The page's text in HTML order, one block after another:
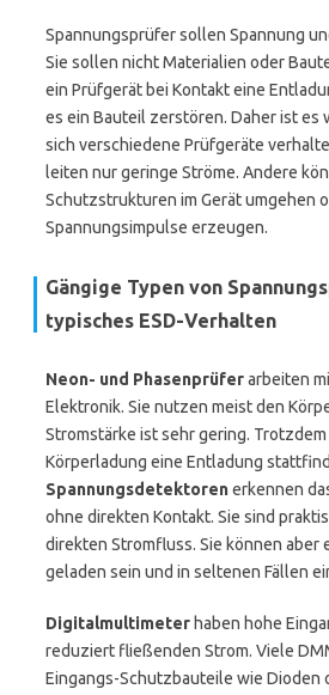
Spannungsprüfer sollen Spannung
Sie sollen nicht Materialien oder
ein Prüfgerät bei Kontakt eine
es ein Bauteil zerstören. Daher ist es
sich verschiedene Prüfgeräte
leiten nur geringe Ströme. Andere
Schutzstrukturen im Gerät umgehen
Spannungsimpulse erzeugen.
Gängige Typen von
typisches ESD-Verhalten
Neon- und Phasenprüferarbeiten
Elektronik. Sie nutzen meist den
Stromstärke ist sehr gering.
Körperladung eine Entladung
Spannungsdetektorenerkennen
ohne direkten Kontakt. Sie sind
direkten Stromfluss. Sie können aber
geladen sein und in seltenen Fällen
Digitalmultimeter haben hohe
reduziert fließenden Strom. Viele
Eingangs-Schutzbauteile wie Dioden